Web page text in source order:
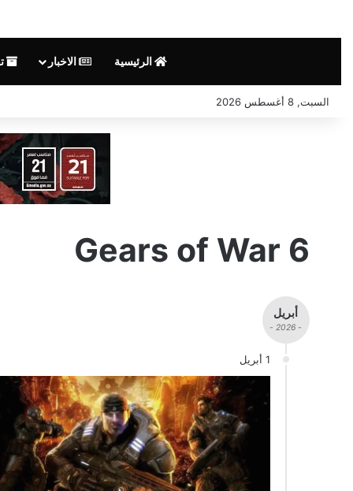
الرئيسية الاخبار
السبت, 8 أغسطس 2026
Gears of War 6
أبريل
- 2026 -
1 أبريل